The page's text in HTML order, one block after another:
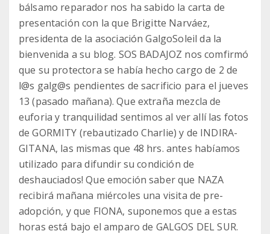
bálsamo reparador nos ha sabido la carta de
presentación con la que Brigitte Narváez,
presidenta de la asociación GalgoSoleil da la
bienvenida a su blog. SOS BADAJOZ nos comfirmó
que su protectora se había hecho cargo de 2 de
l@s galg@s pendientes de sacrificio para el jueves
13 (pasado mañana). Que extraña mezcla de
euforia y tranquilidad sentimos al ver allí las fotos
de GORMITY (rebautizado Charlie) y de INDIRA-
GITANA, las mismas que 48 hrs. antes habíamos
utilizado para difundir su condición de
deshauciados! Que emoción saber que NAZA
recibirá mañana miércoles una visita de pre-
adopción, y que FIONA, suponemos que a estas
horas está bajo el amparo de GALGOS DEL SUR.